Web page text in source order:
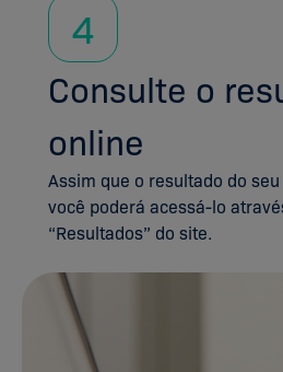
4
Consulte o
online
Assim que o resultado do
você poderá acessá-lo
“Resultados” do site.